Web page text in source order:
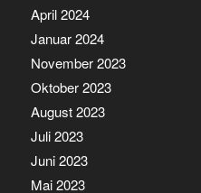
April 2024
Januar 2024
November 2023
Oktober 2023
August 2023
Juli 2023
Juni 2023
Mai 2023